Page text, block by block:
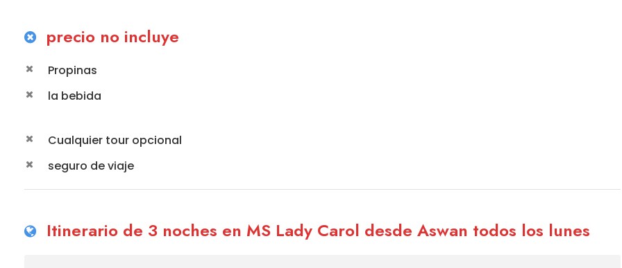
precio no incluye
Propinas
la bebida
Cualquier tour opcional
seguro de viaje
Itinerario de 3 noches en MS Lady Carol desde Aswan todos los lunes